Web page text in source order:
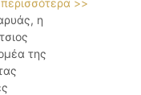
περισσότερα >>
η
της